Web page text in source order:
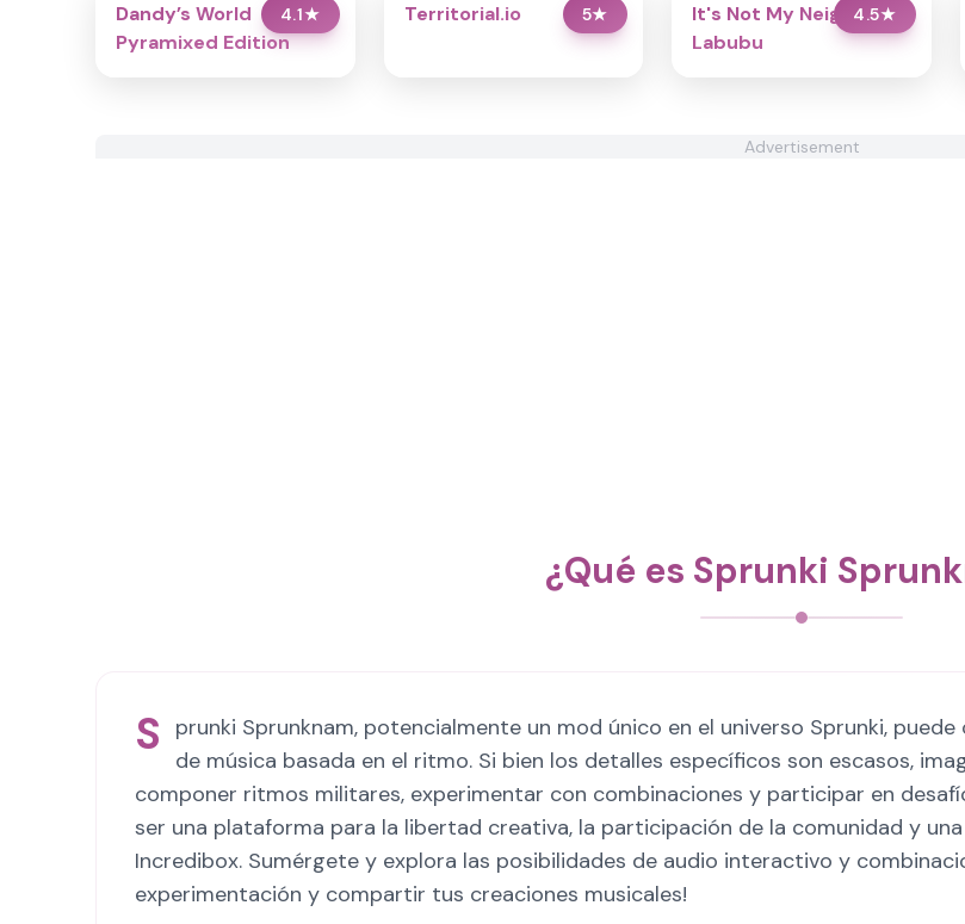
4.1★
Dandy’s World
Pyramixed Edition
5★
Territorial.io 4.5★
It's Not My Neighbor:
Labubu
Advertisement
¿Qué es Sprunki
S
prunki Sprunknam, potencialmente un mod único en el universo Sprunki,
de música basada en el ritmo. Si bien los detalles específicos son escasos,
componer ritmos militares, experimentar con combinaciones y participar en
ser una plataforma para la libertad creativa, la participación de la comunidad y
Incredibox. Sumérgete y explora las posibilidades de audio interactivo y
experimentación y compartir tus creaciones musicales!